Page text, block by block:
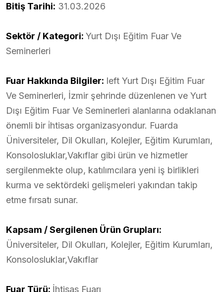
Bitiş Tarihi: 31.03.2026
Sektör / Kategori: Yurt Dışı Eğitim Fuar Ve
Seminerleri
Fuar Hakkında Bilgiler: Ieft Yurt Dışı Eğitim Fuar
Ve Seminerleri, İzmir şehrinde düzenlenen ve Yurt
Dışı Eğitim Fuar Ve Seminerleri alanlarına odaklanan
önemli bir i̇htisas organizasyondur. Fuarda
Üniversiteler, Dil Okulları, Kolejler, Eğitim Kurumları,
Konsolosluklar,Vakıflar gibi ürün ve hizmetler
sergilenmekte olup, katılımcılara yeni iş birlikleri
kurma ve sektördeki gelişmeleri yakından takip
etme fırsatı sunar.
Kapsam / Sergilenen Ürün Grupları:
Üniversiteler, Dil Okulları, Kolejler, Eğitim Kurumları,
Konsolosluklar,Vakıflar
Fuar Türü: İhtisas Fuarı